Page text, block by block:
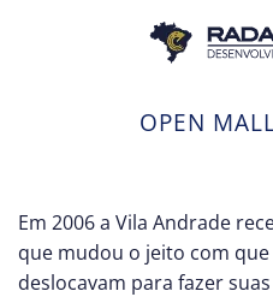
OPEN
Em 2006 a Vila Andrade
que mudou o jeito com
deslocavam para fazer